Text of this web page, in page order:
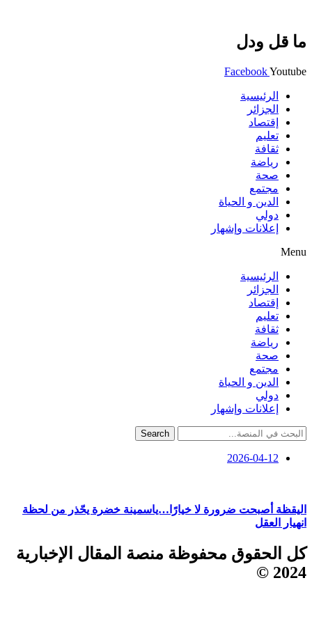
ما قل ودل
FacebookYoutube
الرئيسية
الجزائر
إقتصاد
تعليم
ثقافة
رياضة
صحة
مجتمع
الدين و الحياة
دولي
إعلانات وإشهار
Menu
الرئيسية
الجزائر
إقتصاد
تعليم
ثقافة
رياضة
صحة
مجتمع
الدين و الحياة
دولي
إعلانات وإشهار
Search
2026-04-12
اليقظة أصبحت ضرورة لا خيارًا…ياسمينة خضرة يحّذر من لحظة
انهيار العقل
كل الحقوق محفوظة منصة المقال الإخبارية
2024 ©